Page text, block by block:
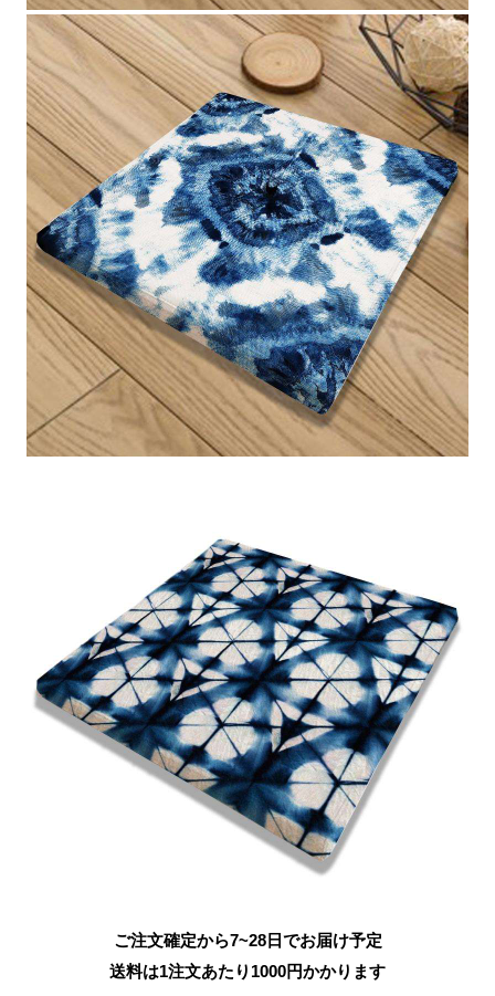
ご注文確定から7~28日でお届け予定
送料は1注文あたり 1000円かかります